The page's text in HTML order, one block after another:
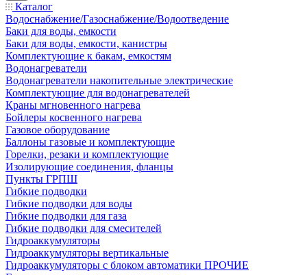
Каталог
Водоснабжение/Газоснабжение/Водоотведение
Баки для воды, емкости
Баки для воды, емкости, канистры
Комплектующие к бакам, емкостям
Водонагреватели
Водонагреватели накопительные электрические
Комплектующие для водонагревателей
Краны мгновенного нагрева
Бойлеры косвенного нагрева
Газовое оборудование
Баллоны газовые и комплектующие
Горелки, резаки и комплектующие
Изолирующие соединения, фланцы
Пункты ГРПШ
Гибкие подводки
Гибкие подводки для воды
Гибкие подводки для газа
Гибкие подводки для смесителей
Гидроаккумуляторы
Гидроаккумуляторы вертикальные
Гидроаккумуляторы с блоком автоматики ПРОЧИЕ